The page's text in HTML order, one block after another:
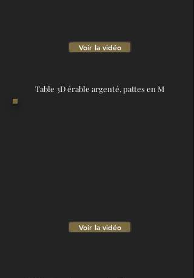
Voir la vidéo
Table 3D érable argenté, pattes en M
Voir la vidéo